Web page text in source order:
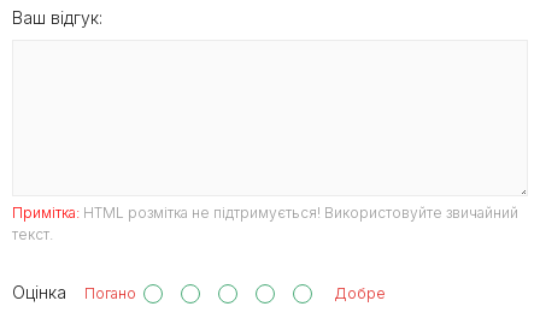
Ваш відгук:
Примітка: HTML розмітка не підтримується! Використовуйте звичайний
текст.
Оцінка Погано Добре